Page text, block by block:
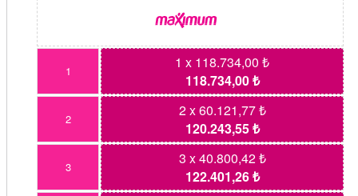
1
1 x 118.734,00 ₺
118.734,00 ₺
2
2 x 60.121,77 ₺
120.243,55 ₺
3
3 x 40.800,42 ₺
122.401,26 ₺